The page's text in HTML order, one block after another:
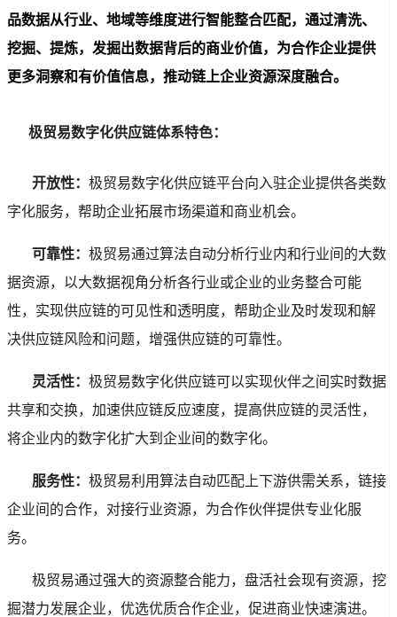
品数据从行业、地域等维度进行智能整合匹配，通过清洗、
挖掘、提炼，发掘出数据背后的商业价值，为合作企业提供
更多洞察和有价值信息，推动链上企业资源深度融合。
极贸易数字化供应链体系特色：
开放性： 极贸易数字化供应链平台向入驻企业提供各类数
字化服务，帮助企业拓展市场渠道和商业机会。
可靠性： 极贸易通过算法自动分析行业内和行业间的大数
据资源，以大数据视角分析各行业或企业的业务整合可能
性，实现供应链的可见性和透明度，帮助企业及时发现和解
决供应链风险和问题，增强供应链的可靠性。
灵活性： 极贸易数字化供应链可以实现伙伴之间实时数据
共享和交换，加速供应链反应速度，提高供应链的灵活性，
将企业内的数字化扩大到企业间的数字化。
服务性： 极贸易利用算法自动匹配上下游供需关系，链接
企业间的合作，对接行业资源，为合作伙伴提供专业化服
务。
掘潜力发展企业，优选优质合作企业，促进商业快速演进。